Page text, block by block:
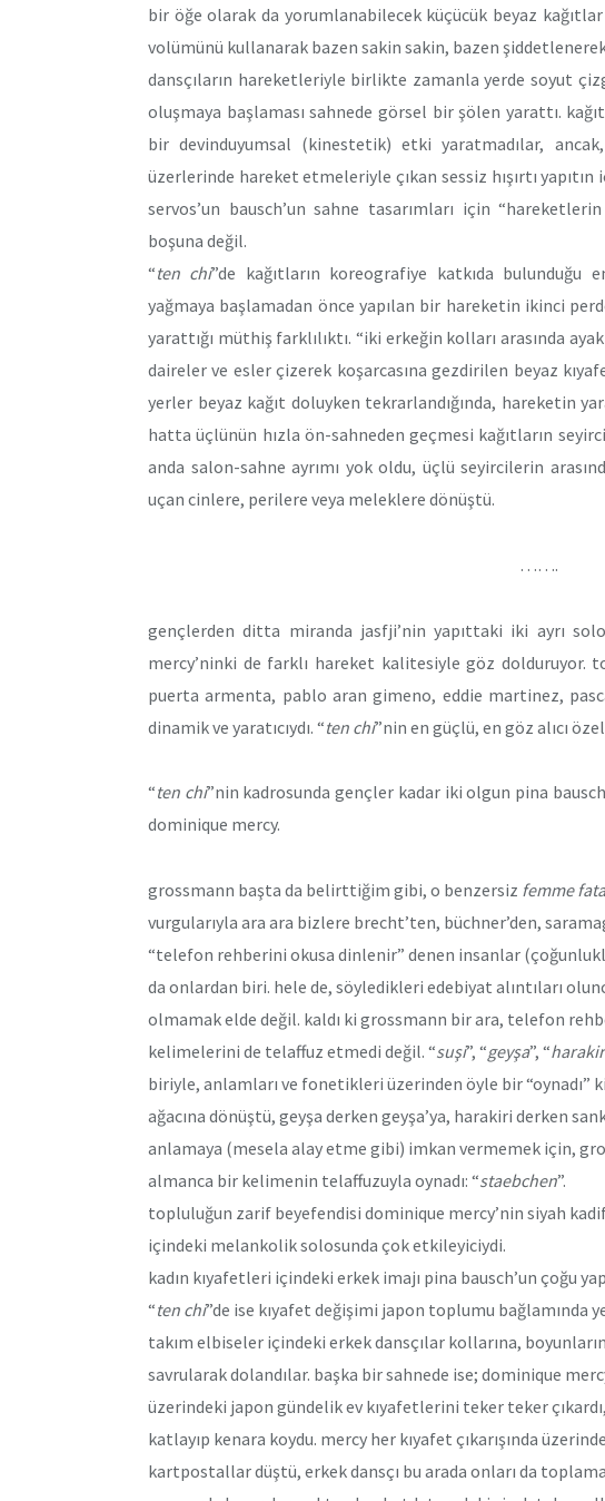
bir öğe olarak da yorumlanabilecek küçücük beyaz
volümünü kullanarak bazen sakin sakin, bazen
dansçıların hareketleriyle birlikte zamanla yerde soyut
oluşmaya başlaması sahnede görsel bir şölen yarattı.
bir devinduyumsal (kinestetik) etki yaratmadılar,
üzerlerinde hareket etmeleriyle çıkan sessiz hışırtı
servos’un bausch’un sahne tasarımları için
boşuna değil.
“ten chi”de kağıtların koreografiye katkıda
yağmaya başlamadan önce yapılan bir hareketin ikinci
yarattığı müthiş farklılıktı. “iki erkeğin kolları arasında
daireler ve esler çizerek koşarcasına gezdirilen beyaz
yerler beyaz kağıt doluyken tekrarlandığında, hareketin
hatta üçlünün hızla ön-sahneden geçmesi kağıtların
anda salon-sahne ayrımı yok oldu, üçlü seyircilerin
uçan cinlere, perilere veya meleklere dönüştü.
…….
gençlerden ditta miranda jasfji’nin yapıttaki iki ayrı
mercy’ninki de farklı hareket kalitesiyle göz dolduruyor.
puerta armenta, pablo aran gimeno, eddie martinez,
dinamik ve yaratıcıydı. “ten chi”nin en güçlü, en göz alıcı
“ten chi”nin kadrosunda gençler kadar iki olgun pina
dominique mercy.
grossmann başta da belirttiğim gibi, o benzersiz femme
vurgularıyla ara ara bizlere brecht’ten, büchner’den,
“telefon rehberini okusa dinlenir” denen insanlar
da onlardan biri. hele de, söyledikleri edebiyat alıntıları
olmamak elde değil. kaldı ki grossmann bir ara, telefon
kelimelerini de telaffuz etmedi değil. “suşi”, “geyşa”, “
biriyle, anlamları ve fonetikleri üzerinden öyle bir “oynadı”
ağacına dönüştü, geyşa derken geyşa’ya, harakiri derken
anlamaya (mesela alay etme gibi) imkan vermemek için,
almanca bir kelimenin telaffuzuyla oynadı: “staebchen”.
topluluğun zarif beyefendisi dominique mercy’nin siyah
içindeki melankolik solosunda çok etkileyiciydi.
kadın kıyafetleri içindeki erkek imajı pina bausch’un çoğu
“ten chi”de ise kıyafet değişimi japon toplumu bağlamında
takım elbiseler içindeki erkek dansçılar kollarına,
savrularak dolandılar. başka bir sahnede ise; dominique
üzerindeki japon gündelik ev kıyafetlerini teker teker
katlayıp kenara koydu. mercy her kıyafet çıkarışında
kartpostallar düştü, erkek dansçı bu arada onları da